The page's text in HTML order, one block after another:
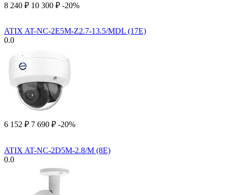
8 240 ₽ 10 300 ₽ -20%
ATIX AT-NC-2E5M-Z2.7-13.5/MDL (17E)
0.0
6 152 ₽ 7 690 ₽ -20%
ATIX AT-NC-2D5M-2.8/M (8E)
0.0